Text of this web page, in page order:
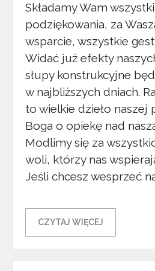
Składamy Wam
podziękowania, za
wsparcie, wszystkie
Widać już efekty
słupy konstrukcyjne
w najbliższych dniach.
to wielkie dzieło naszej
Boga o opiekę nad
Modlimy się za
woli, którzy nas
Jeśli chcesz wesprzeć
CZYTAJ WIĘCEJ